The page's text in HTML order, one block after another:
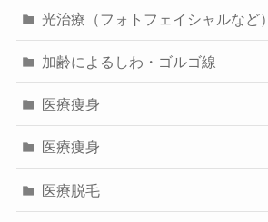
光治療（フォトフェイシャルなど）
加齢によるしわ・ゴルゴ線
医療痩身
医療痩身
医療脱毛